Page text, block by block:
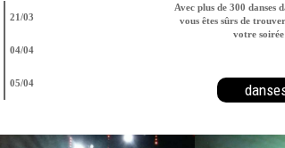
21/03
04/04
05/04
Avec plus de 300 danses
vous êtes sûrs de
votre